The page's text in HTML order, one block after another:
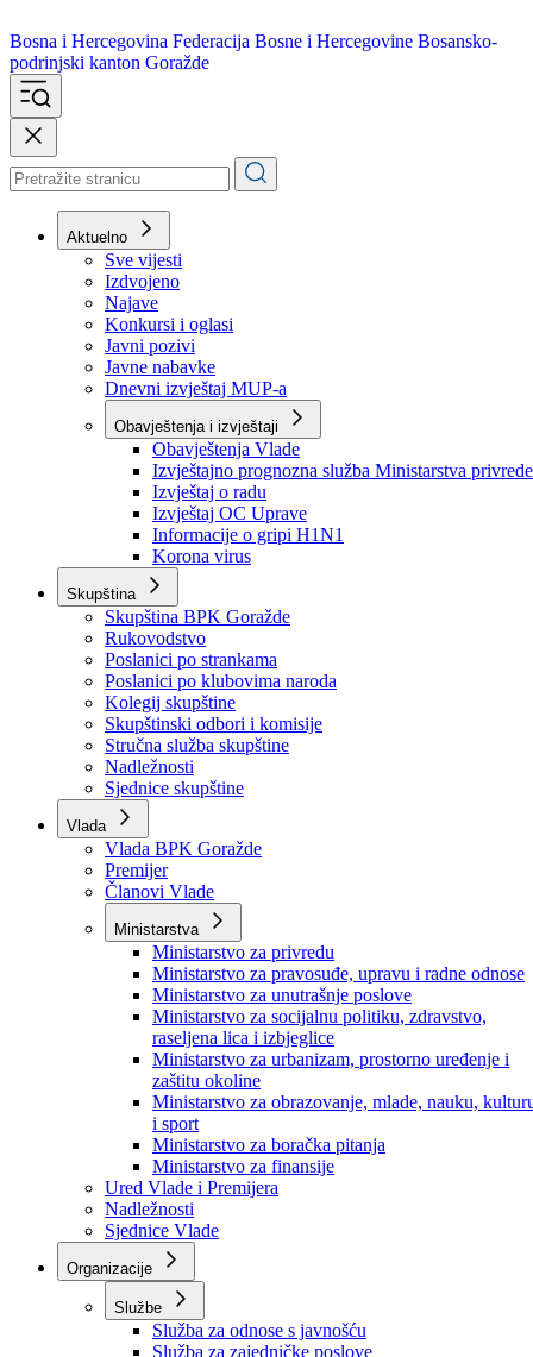
Bosna i Hercegovina
podrinjski kanton Goražde
Aktuelno
Sve vijesti
Izdvojeno
Najave
Konkursi i oglasi
Javni pozivi
Javne nabavke
Dnevni izvještaj MUP-a
Obavještenja i izvještaji
Obavještenja Vlade
Izvještajno prognozna služba Ministarstva privrede
Izvještaj o radu
Izvještaj OC Uprave
Informacije o gripi H1N1
Korona virus
Skupština
Skupština BPK Goražde
Rukovodstvo
Poslanici po strankama
Poslanici po klubovima naroda
Kolegij skupštine
Skupštinski odbori i komisije
Stručna služba skupštine
Nadležnosti
Sjednice skupštine
Vlada
Vlada BPK Goražde
Premijer
Članovi Vlade
Ministarstva
Ministarstvo za privredu
Ministarstvo za pravosuđe, upravu i radne odnose
Ministarstvo za unutrašnje poslove
Ministarstvo za socijalnu politiku, zdravstvo,
raseljena lica i izbjeglice
Ministarstvo za urbanizam, prostorno uređenje i
zaštitu okoline
Ministarstvo za obrazovanje, mlade, nauku,
i sport
Ministarstvo za boračka pitanja
Ministarstvo za finansije
Ured Vlade i Premijera
Nadležnosti
Sjednice Vlade
Organizacije